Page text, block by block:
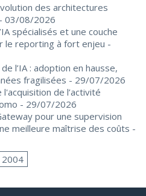
des architectures
- 03/08/2026
spécialisés et une couche
le reporting à fort enjeu -
l’IA : adoption en hausse,
fragilisées - 29/07/2026
de l’activité
- 29/07/2026
pour une supervision
meilleure maîtrise des coûts -
2004